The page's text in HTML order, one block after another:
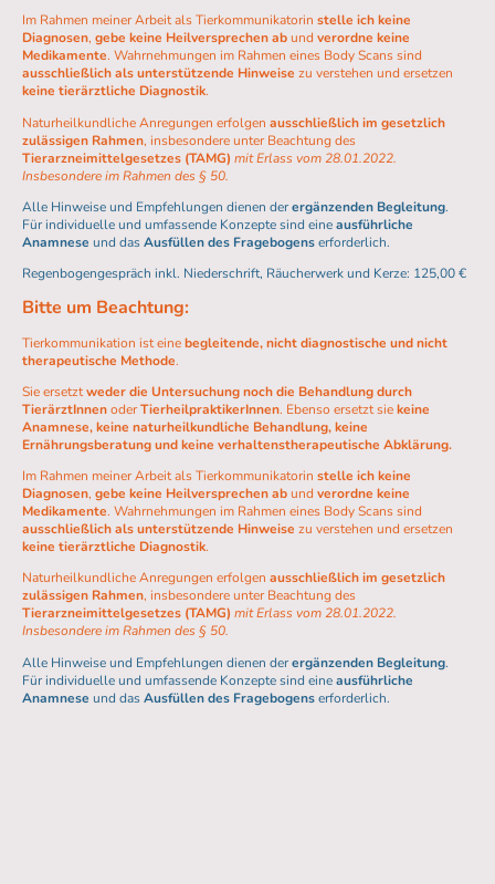
Im Rahmen meiner Arbeit als Tierkommunikatorin stelle ich keine
Diagnosen, gebe keine Heilversprechen abund verordne keine
Medikamente. Wahrnehmungen im Rahmen eines Body Scans sind
ausschließlich als unterstützende Hinweise zu verstehen und ersetzen
keine tierärztliche Diagnostik.
Naturheilkundliche Anregungen erfolgen ausschließlich im gesetzlich
zulässigen Rahmen, insbesondere unter Beachtung des
Tierarzneimittelgesetzes (TAMG) mit Erlass vom 28.01.2022.
Insbesondere im Rahmen des § 50.
Alle Hinweise und Empfehlungen dienen derergänzenden Begleitung.
Für individuelle und umfassende Konzepte sind eineausführliche
Anamnese und dasAusfüllen des Fragebogenserforderlich.
Regenbogengespräch inkl. Niederschrift, Räucherwerk und Kerze: 125,00 €
Bitte um Beachtung:
Tierkommunikation ist einebegleitende, nicht diagnostische und nicht
therapeutische Methode.
Sie ersetztweder die Untersuchung noch die Behandlung durch
TierärztInnenoderTierheilpraktikerInnen. Ebenso ersetzt siekeine
Anamnese, keine naturheilkundliche Behandlung, keine
Ernährungsberatung und keine verhaltenstherapeutische Abklärung.
Im Rahmen meiner Arbeit als Tierkommunikatorin stelle ich keine
Diagnosen, gebe keine Heilversprechen abund verordne keine
Medikamente. Wahrnehmungen im Rahmen eines Body Scans sind
ausschließlich als unterstützende Hinweise zu verstehen und ersetzen
keine tierärztliche Diagnostik.
Naturheilkundliche Anregungen erfolgen ausschließlich im gesetzlich
zulässigen Rahmen, insbesondere unter Beachtung des
Tierarzneimittelgesetzes (TAMG) mit Erlass vom 28.01.2022.
Insbesondere im Rahmen des § 50.
Alle Hinweise und Empfehlungen dienen derergänzenden Begleitung.
Für individuelle und umfassende Konzepte sind eineausführliche
Anamnese und dasAusfüllen des Fragebogenserforderlich.